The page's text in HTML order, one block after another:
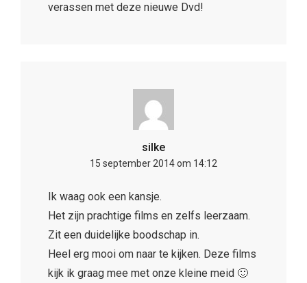
verassen met deze nieuwe Dvd!
silke
15 september 2014 om 14:12
Ik waag ook een kansje.
Het zijn prachtige films en zelfs leerzaam.
Zit een duidelijke boodschap in.
Heel erg mooi om naar te kijken. Deze films
kijk ik graag mee met onze kleine meid 🙂